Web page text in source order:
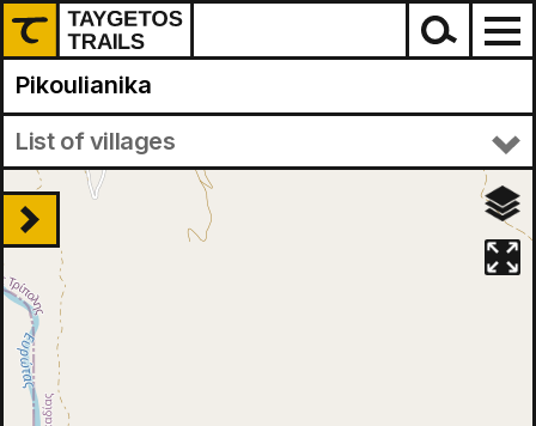
Pikoulianika
List of villages
+
−